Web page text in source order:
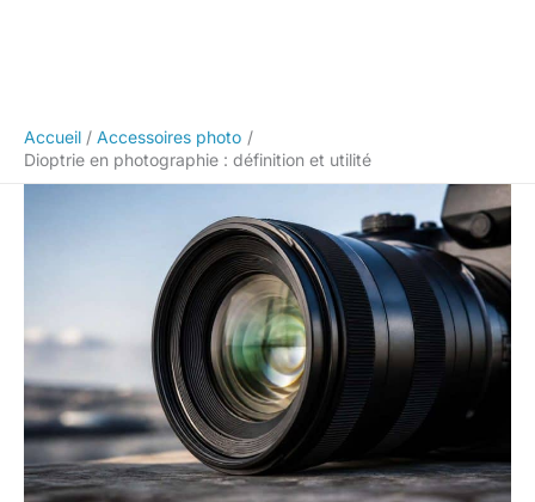
Accueil
Accessoires photo
Dioptrie en photographie : définition et utilité